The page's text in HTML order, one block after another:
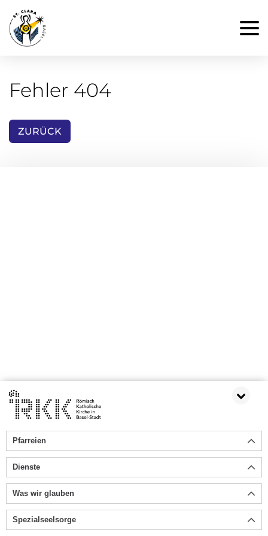
Fehler 404
ZURÜCK
Pfarreien
Dienste
Was wir glauben
Spezialseelsorge